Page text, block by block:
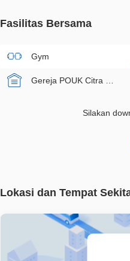
Fasilitas Bersama
Gym
Silakan
Lokasi dan Tempat